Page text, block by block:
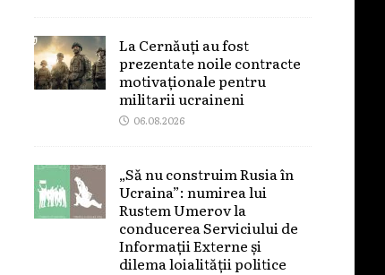
La Cernăuți au fost
prezentate noile contracte
motivaționale pentru
militarii ucraineni
06.08.2026
„Să nu construim Rusia în
Ucraina”: numirea lui
Rustem Umerov la
conducerea Serviciului de
Informații Externe și
dilema loialității politice